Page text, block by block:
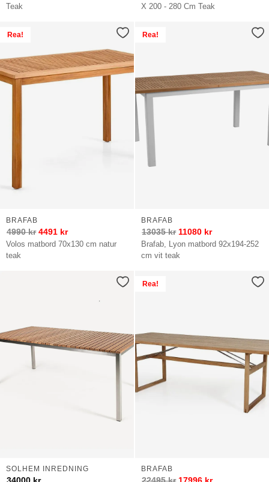
Teak
X 200 - 280 Cm Teak
Rea!
Volos matbord 70x130 cm natur
teak
BRAFAB
4990kr 4491 kr
Rea!
Brafab, Lyon matbord 92x194-252
cm vit teak
BRAFAB
13035kr 11080 kr
SOLHEM INREDNING
Rea!
BRAFAB